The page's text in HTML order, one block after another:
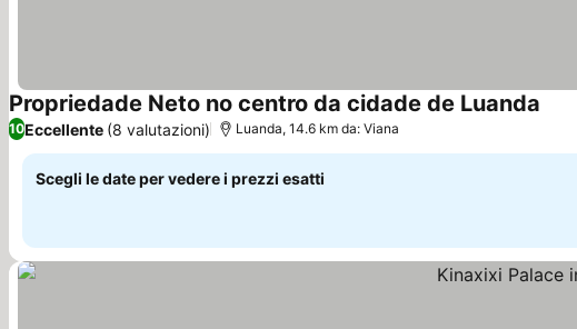
Propriedade Neto no centro da cidade de Luanda
10Eccellente (8 valutazioni) Luanda, 14.6 km da: Viana
Scegli le date per vedere i prezzi esatti